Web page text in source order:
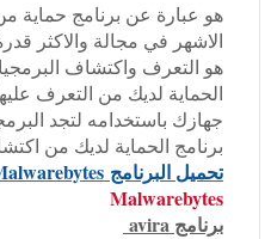
هو عبارة عن برنامج حماية
الاشهر في مجالة والاكثر
هو التعرف واكتشاف
الحماية لديك من التعرف
جهازك باستخدامه لتجد
برنامج الحماية لديك من
تحميل البرنامج
Malwarebytes
برنامج avira